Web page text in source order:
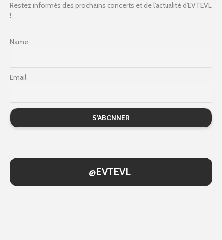
Restez informés des prochains concerts et de l'actualité d'EVTEVL
!
Name
Email
@EVTEVL